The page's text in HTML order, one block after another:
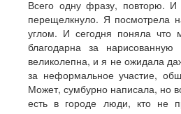
Всего одну фразу, повторю.
перещелкнуло. Я посмотрела
углом. И сегодня поняла что
благодарна за
великолепна, и я не ожидала
за неформальное участие,
Может, сумбурно написала, но
есть в городе люди, кто не